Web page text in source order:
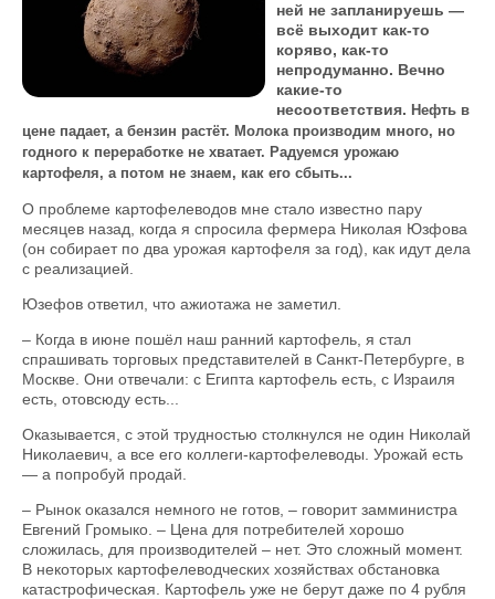
ней не запланируешь —
всё выходит как-то
коряво, как-то
непродуманно. Вечно
какие-то
несоответствия. Нефть в
цене падает, а бензин растёт. Молока производим много, но
годного к переработке не хватает. Радуемся урожаю
картофеля, а потом не знаем, как его сбыть...
О проблеме картофелеводов мне стало известно пару
месяцев назад, когда я спросила фермера Николая Юзфова
(он собирает по два урожая картофеля за год), как идут дела
с реализацией.
Юзефов ответил, что ажиотажа не заметил.
– Когда в июне пошёл наш ранний картофель, я стал
спрашивать торговых представителей в Санкт-Петербурге, в
Москве. Они отвечали: с Египта картофель есть, с Израиля
есть, отовсюду есть...
Оказывается, с этой трудностью столкнулся не один Николай
Николаевич, а все его коллеги-картофелеводы. Урожай есть
— а попробуй продай.
– Рынок оказался немного не готов, – говорит замминистра
Евгений Громыко. – Цена для потребителей хорошо
сложилась, для производителей – нет. Это сложный момент.
В некоторых картофелеводческих хозяйствах обстановка
катастрофическая. Картофель уже не берут даже по 4 рубля